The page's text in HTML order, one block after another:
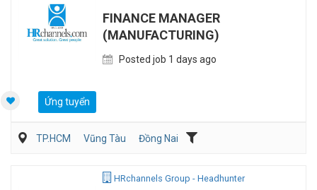
FINANCE MANAGER
(MANUFACTURING)
Posted job 1 days ago
Ứng tuyển
TP.HCM Vũng Tàu
Đồng Nai
HRchannels Group - Headhunter